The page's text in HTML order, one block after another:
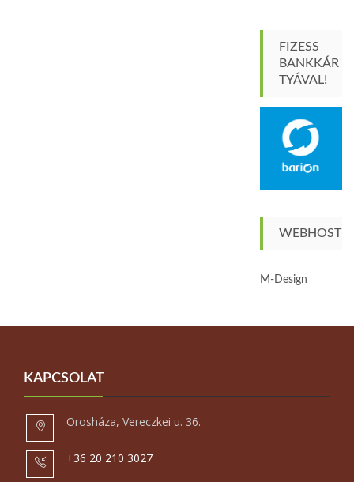
FIZESS
BANKKÁR
TYÁVAL!
WEBHOST
M-Design
KAPCSOLAT
Orosháza, Vereczkei u. 36.
+36 20 210 3027